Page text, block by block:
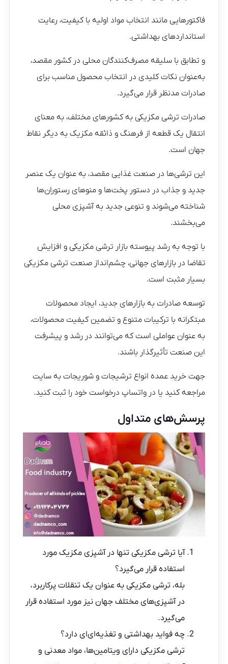
فاکتورهایی مانند انتخاب مواد اولیه با کیفیت، رعایت
استانداردهای بهداشتی.
و تطابق با سلیقه مصرف‌کنندگان محلی در کشور مقصد،
به‌عنوان نکات کلیدی در انتخاب محصول مناسب برای
صادرات مدنظر قرار می‌گیرد.
صادرات ترشی مکزیکی به کشورهای مختلف، به معنای
انتقال یک قطعه از فرهنگ و ذائقه مکزیک به دیگر نقاط
جهان است.
این ترشی‌ها در صنعت غذایی مقصد، به عنوان یک عنصر
جدید و جذاب در دستور پخت‌ها و منوهای رستوران‌ها
شناخته می‌شوند و تنوعی جدید به آشپزی محلی
می‌بخشند.
با توجه به رشد پیوسته بازار ترشی مکزیکی و افزایش
تقاضا در بازارهای جهانی، چشم‌انداز صنعت ترشی مکزیکی
بسیار مثبت است.
توسعه صادرات به بازارهای جدید، ایجاد محصولات
مبتکرانه با ترکیبات متنوع و تضمین کیفیت محصولات،
به عنوان عواملی است که می‌توانند در رشد و پیشرفت
این صنعت تأثیرگذار باشند.
جهت خرید عمده انواع ترشیجات و شوریجات به سایت
مراجعه کنید یا در واتساپ درخواست خود را ثبت کنید.
پرسش‌های متداول
آیا ترشی مکزیکی تنها در آشپزی مکزیک مورد
استفاده قرار می‌گیرد؟
بله، ترشی مکزیکی به عنوان یک تنقلات پرکاربرد،
در آشپزی‌های مختلف جهان نیز مورد استفاده قرار
می‌گیرد.
چه فواید بهداشتی و تغذیه‌ای‌ای دارد؟
ترشی مکزیکی دارای ویتامین‌ها، مواد معدنی و